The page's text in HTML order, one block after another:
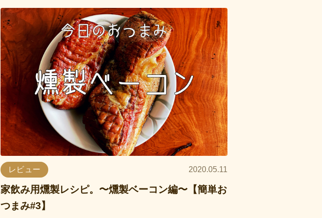
レビュー 2020.05.11
家飲み用燻製レシピ。〜燻製ベーコン編〜【簡単お
つまみ#3】